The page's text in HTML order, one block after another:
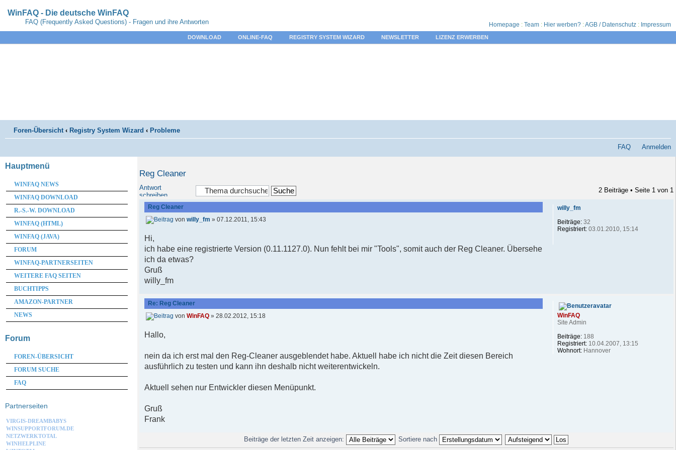
WinFAQ - Die deutsche WinFAQ
FAQ (Frequently Asked Questions) - Fragen und ihre Antworten Homepage : Team : Hier werben? :AGB / Datenschutz : Impressum
DOWNLOAD ONLINE-FAQ REGISTRY SYSTEM WIZARD NEWSLETTER LIZENZ ERWERBEN
Foren-Übersicht ‹ Registry System Wizard ‹ Probleme
FAQ Anmelden
Reg Cleaner
Antwort
schreiben
2 Beiträge • Seite 1 von 1
Reg Cleaner
vonwilly_fm » 07.12.2011, 15:43
Hi,
ich habe eine registrierte Version (0.11.1127.0). Nun fehlt bei mir "Tools", somit auch der Reg Cleaner. Übersehe
ich da etwas?
Gruß
willy_fm
willy_fm
Beiträge:32
Registriert:03.01.2010, 15:14
Re: Reg Cleaner
vonWinFAQ » 28.02.2012, 15:18
Hallo,
nein da ich erst mal den Reg-Cleaner ausgeblendet habe. Aktuell habe ich nicht die Zeit diesen Bereich
ausführlich zu testen und kann ihn deshalb nicht weiterentwickeln.
Aktuell sehen nur Entwickler diesen Menüpunkt.
Gruß
Frank
WinFAQ
Site Admin
Beiträge:188
Registriert:10.04.2007, 13:15
Wohnort:Hannover
Beiträge der letzten Zeit anzeigen: Sortiere nach
Hauptmenü
WINFAQ NEWS
WINFAQ DOWNLOAD
R.-S.-W. DOWNLOAD
WINFAQ (HTML)
WINFAQ (JAVA)
FORUM
WINFAQ-PARTNERSEITEN
WEITERE FAQ SEITEN
BUCHTIPPS
AMAZON-PARTNER
NEWS
Forum
FOREN-ÜBERSICHT
FORUM SUCHE
FAQ
Partnerseiten
VIRGIS-DREAMBABYS
WINSUPPORTFORUM.DE
NETZWERKTOTAL
WINHELPLINE